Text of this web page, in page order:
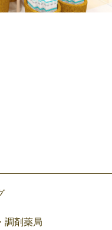
調剤薬局